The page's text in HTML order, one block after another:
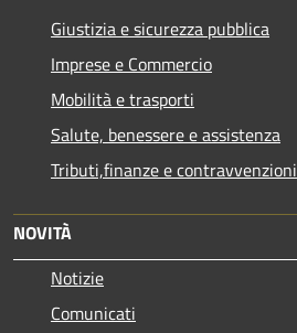
Giustizia e sicurezza pubblica
Imprese e Commercio
Mobilità e trasporti
Salute, benessere e assistenza
Tributi,finanze e contravvenzioni
NOVITÀ
Notizie
Comunicati